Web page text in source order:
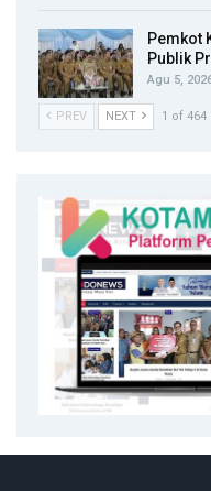
Pemkot
Publik
Agu 5,
PREV NEXT 1 of 464